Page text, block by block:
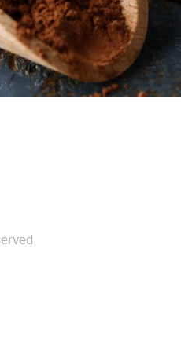
продукты,
роль в его
вкус,
конечного
вкус,
Какао-
дар,
зерне.